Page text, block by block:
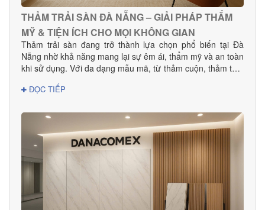
THẢM TRẢI SÀN ĐÀ NẴNG – GIẢI PHÁP THẨM
MỸ & TIỆN ÍCH CHO MỌI KHÔNG GIAN
Thảm trải sàn đang trở thành lựa chọn phổ biến tại Đà
Nẵng nhờ khả năng mang lại sự êm ái, thẩm mỹ và an toàn
khi sử dụng. Với đa dạng mẫu mã, từ thảm cuộn, thảm tấm
mọi nhu cầu decor và thi công dự án.
ĐỌC TIẾP